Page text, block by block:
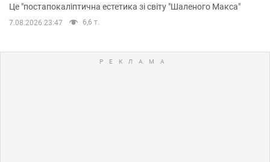
Це "постапокаліптична естетика зі світу "Шаленого Макса"
7.08.2026 23:47 6,6 т.